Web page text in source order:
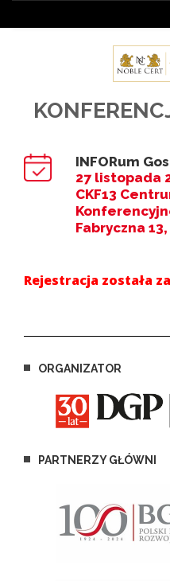
INFORum
27 listopada
CKF13
Fabryczna
Rejestracja została
ORGANIZATOR
PARTNERZY GŁÓWNI